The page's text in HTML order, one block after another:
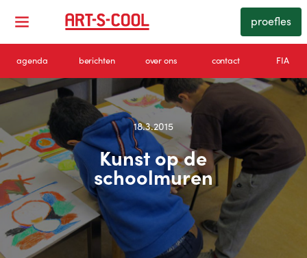
proefles
agenda berichten over ons contact FIA
18.3.2015
Kunst op de
schoolmuren